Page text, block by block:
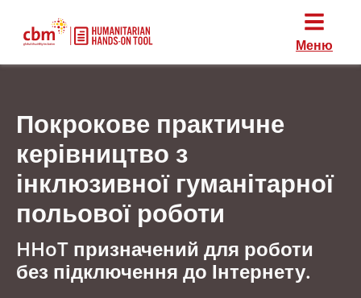
Меню
Покрокове практичне
керівництво з
інклюзивної гуманітарної
польової роботи
HHoT призначений для роботи
без підключення до Інтернету.